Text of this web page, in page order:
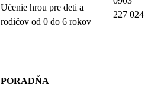
Učenie hrou pre deti a
rodičov od 0 do 6 rokov
227 024
PORADŇA